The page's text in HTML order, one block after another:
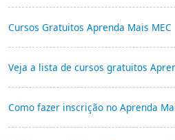
Cursos Gratuitos Aprenda Mais MEC
Veja a lista de cursos gratuitos
Como fazer inscrição no Aprenda